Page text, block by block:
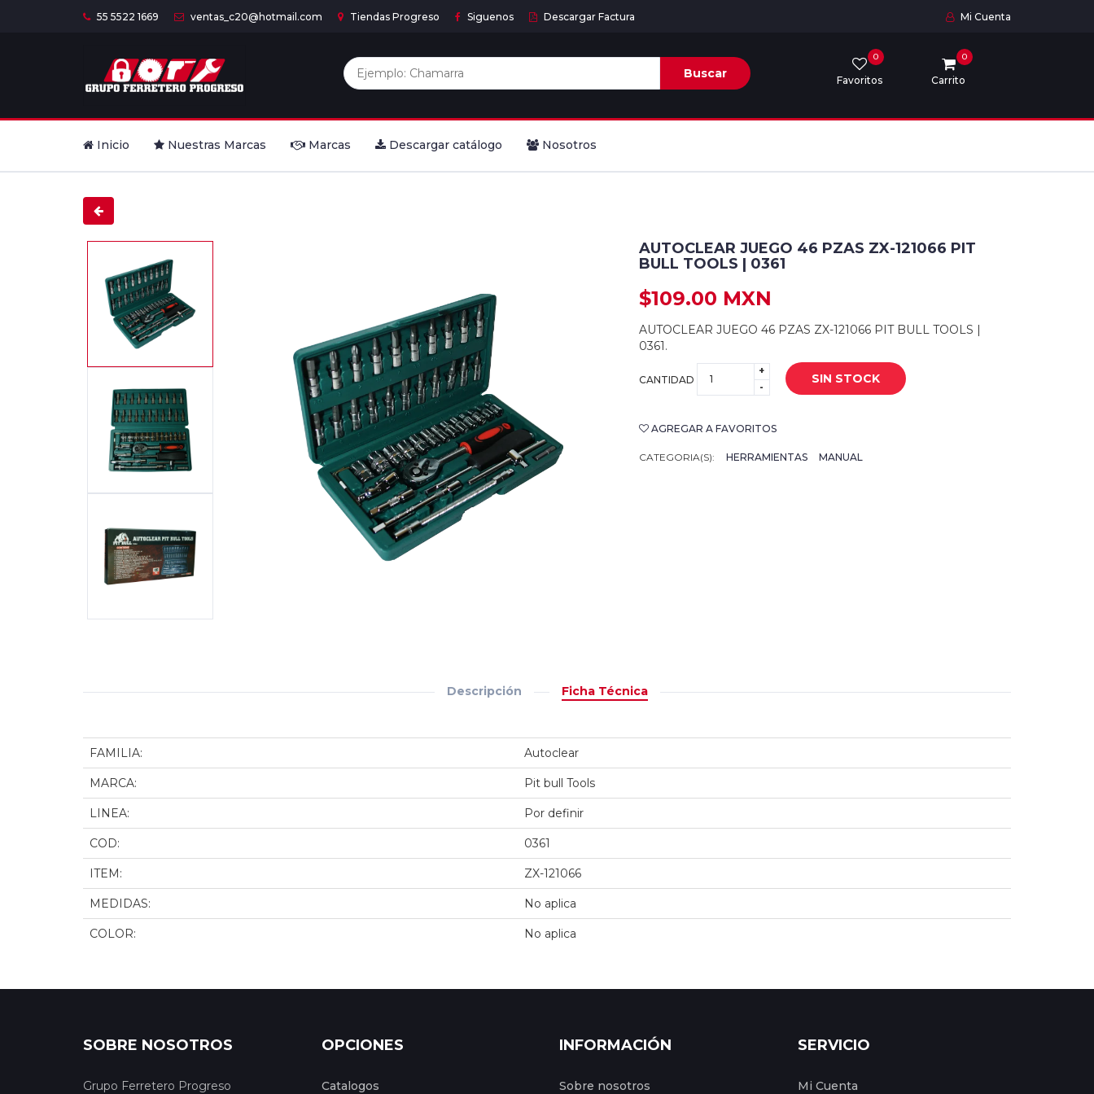
55 5522 1669 ventas_c20@hotmail.com Tiendas Progreso Siguenos Descargar Factura Mi Cuenta
Buscar Favoritos
0
Carrito
0
Inicio Nuestras Marcas Marcas Descargar catálogo Nosotros
AUTOCLEAR JUEGO 46 PZAS ZX-121066 PIT
BULL TOOLS | 0361
$109.00 MXN
AUTOCLEAR JUEGO 46 PZAS ZX-121066 PIT BULL TOOLS |
0361.
CANTIDAD
+
-
SIN STOCK
AGREGAR A FAVORITOS
CATEGORIA(S): HERRAMIENTAS MANUAL
Descripción Ficha Técnica
FAMILIA: Autoclear
MARCA: Pit bull Tools
LINEA: Por definir
COD: 0361
ITEM: ZX-121066
MEDIDAS: No aplica
COLOR: No aplica
SOBRE NOSOTROS
Grupo Ferretero Progreso
OPCIONES
Catalogos
INFORMACIÓN
Sobre nosotros
SERVICIO
Mi Cuenta